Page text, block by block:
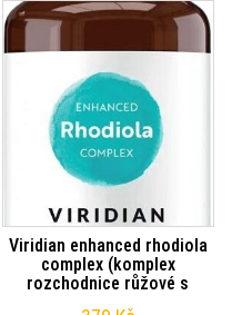
Viridian enhanced rhodiola
complex (komplex
rozchodnice růžové s